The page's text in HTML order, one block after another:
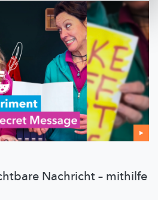
Nachricht – mithilfe